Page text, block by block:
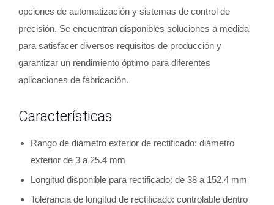
opciones de automatización y sistemas de control de
precisión. Se encuentran disponibles soluciones a medida
para satisfacer diversos requisitos de producción y
garantizar un rendimiento óptimo para diferentes
aplicaciones de fabricación.
Características
Rango de diámetro exterior de rectificado: diámetro
exterior de 3 a 25.4 mm
Longitud disponible para rectificado: de 38 a 152.4 mm
Tolerancia de longitud de rectificado: controlable dentro